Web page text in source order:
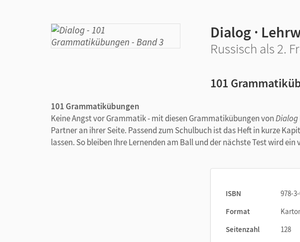
Dialog ·
Russisch als 2.
101
101 Grammatikübungen
Keine Angst vor Grammatik - mit diesen Grammatikübungen vonDialog
Partner an ihrer Seite. Passend zum Schulbuch ist das Heft in kurze
lassen. So bleiben Ihre Lernenden am Ball und der nächste Test wird ein
ISBN
978-
Format
Seitenzahl
128